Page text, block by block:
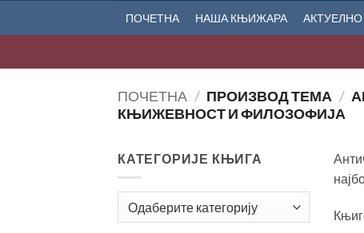
ПОЧЕТНА НАША КЊИЖАРА АКТУЕЛНО
ПОЧЕТНА / ПРОИЗВОД ТЕМА /
КЊИЖЕВНОСТ И ФИЛОЗОФИЈА
КАТЕГОРИЈЕ КЊИГА